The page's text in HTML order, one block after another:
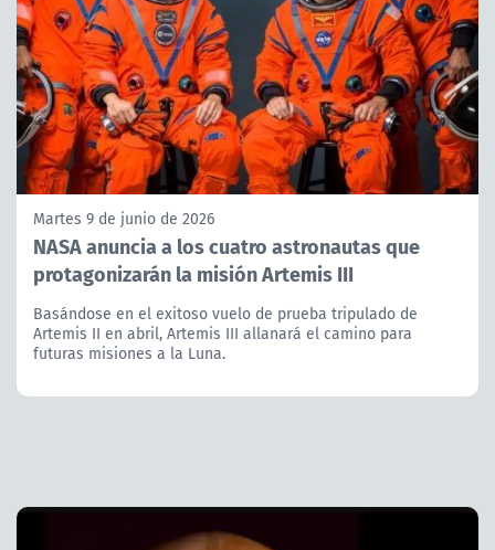
Martes 9 de junio de 2026
NASA anuncia a los cuatro astronautas que
protagonizarán la misión Artemis III
Basándose en el exitoso vuelo de prueba tripulado de
Artemis II en abril, Artemis III allanará el camino para
futuras misiones a la Luna.